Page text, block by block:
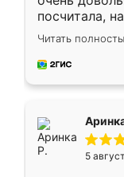
посчитала,
Замерщик
делу со
за день,
Читать
5